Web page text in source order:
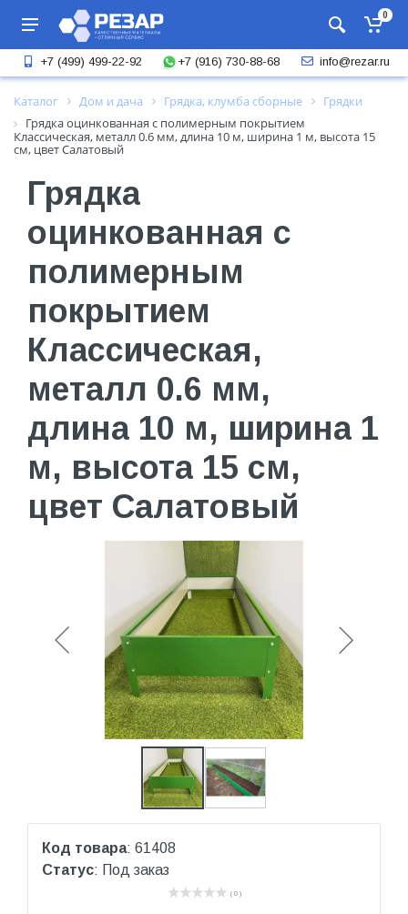
0
+7 (499) 499-22-92 +7 (916) 730-88-68 info@rezar.ru
Каталог Дом и дача Грядка, клумба сборные
Грядки
Грядка оцинкованная с полимерным покрытием
Классическая, металл 0.6 мм, длина 10 м, ширина 1 м, высота 15
см, цвет Салатовый
Грядка
оцинкованная с
полимерным
покрытием
Классическая,
металл 0.6 мм,
длина 10 м, ширина 1
м, высота 15 см,
цвет Салатовый
Код товара: 61408
Статус: Под заказ
( 0 )